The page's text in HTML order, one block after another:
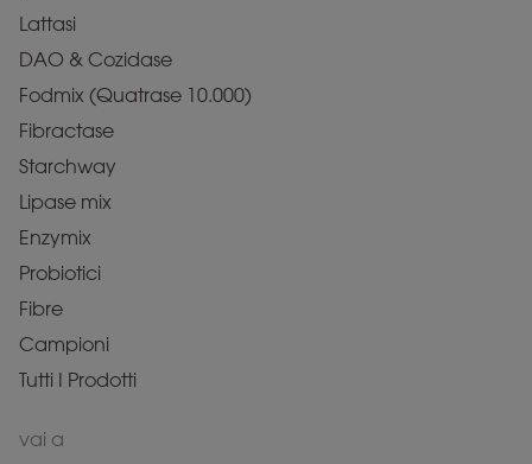
Lattasi
DAO & Cozidase
Fodmix (Quatrase 10.000)
Fibractase
Starchway
Lipase mix
Enzymix
Probiotici
Fibre
Campioni
Tutti I Prodotti
vai a